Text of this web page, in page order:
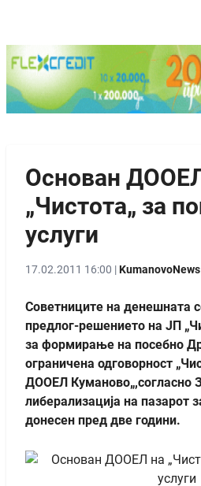
Основан
„Чистота„ за
услуги
17.02.2011 16:00 |KumanovoNews
Советниците на денешната
предлог-решението на ЈП
за формирање на посебно
ограничена одговорност
ДООЕЛ Куманово„,согласно
либерализација на пазарот
донесен пред две години.